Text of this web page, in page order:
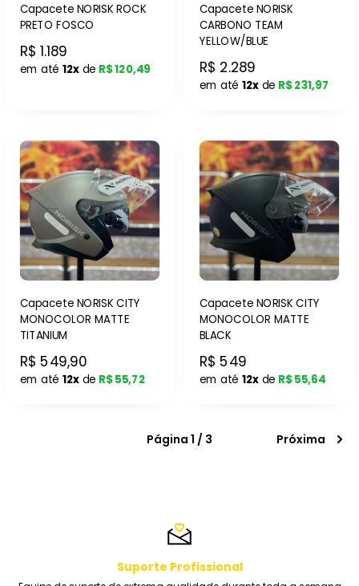
Capacete NORISK ROCK
PRETO FOSCO
R$ 1.189
em até 12xde R$ 120,49
Capacete NORISK
CARBONO TEAM
YELLOW/BLUE
R$ 2.289
em até 12xde R$ 231,97
Capacete NORISK CITY
MONOCOLOR MATTE
TITANIUM
R$ 549,90
em até 12xde R$ 55,72
Capacete NORISK CITY
MONOCOLOR MATTE
BLACK
R$ 549
em até 12xde R$ 55,64
Página 1 / 3 Próxima
Suporte Profissional